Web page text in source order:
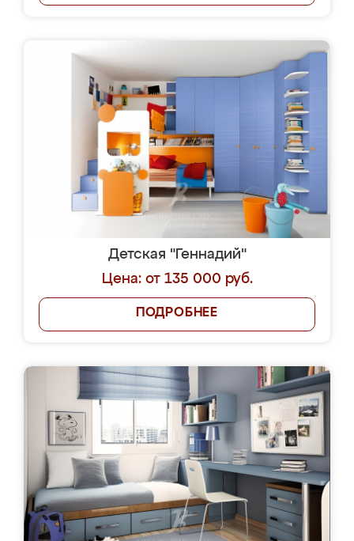
Детская "Геннадий"
Цена: от 135 000 руб.
ПОДРОБНЕЕ